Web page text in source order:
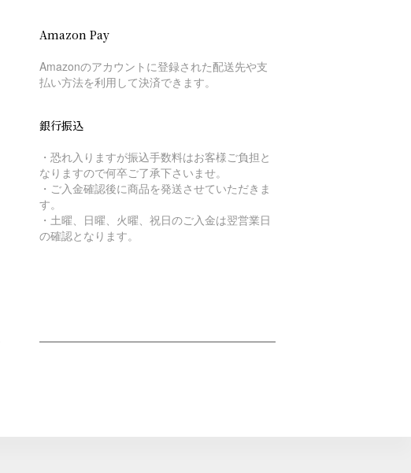
Amazon Pay
Amazonのアカウントに登録された配送先や支
払い方法を利用して決済できます。
銀行振込
・恐れ入りますが振込手数料はお客様ご負担と
なりますので何卒ご了承下さいませ。
・ご入金確認後に商品を発送させていただきま
す。
・土曜、日曜、火曜、祝日のご入金は翌営業日
の確認となります。